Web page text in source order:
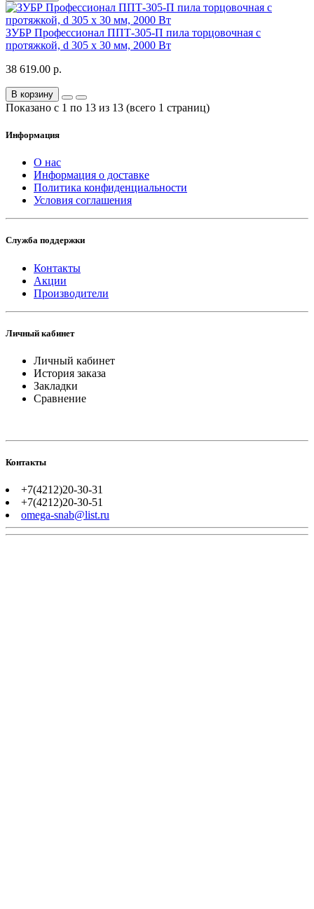
ЗУБР Профессионал ППТ-305-П пила торцовочная с
протяжкой, d 305 х 30 мм, 2000 Вт
38 619.00 р.
В корзину
Показано с 1 по 13 из 13 (всего 1 страниц)
Информация
О нас
Информация о доставке
Политика конфиденциальности
Условия соглашения
Служба поддержки
Контакты
Акции
Производители
Личный кабинет
Личный кабинет
История заказа
Закладки
Сравнение
Контакты
+7(4212)20-30-31
+7(4212)20-30-51
omega-snab@list.ru